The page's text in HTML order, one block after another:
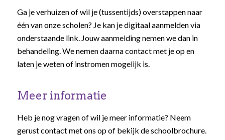
Ga je verhuizen of wil je (tussentijds) overstappen naar
één van onze scholen? Je kan je digitaal aanmelden via
onderstaande link. Jouw aanmelding nemen we dan in
behandeling. We nemen daarna contact met je op en
laten je weten of instromen mogelijk is.
Meer informatie
Heb je nog vragen of wil je meer informatie? Neem
gerust contact met ons op of bekijk de schoolbrochure.